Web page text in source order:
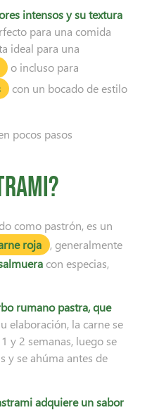
intensos y su textura
para una comida
ideal para una
o incluso para
con un bocado de estilo
pocos pasos
como pastrón, es un
roja
, generalmente
con especias,
rumano pastra, que
elaboración, la carne se
y 2 semanas, luego se
y se ahúma antes de
adquiere un sabor